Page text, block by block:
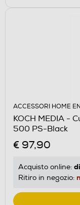
ACCESSORI HOME
KOCH MEDIA -
500 PS-Black
€ 97,90
Acquisto online:
Ritiro in negozio: